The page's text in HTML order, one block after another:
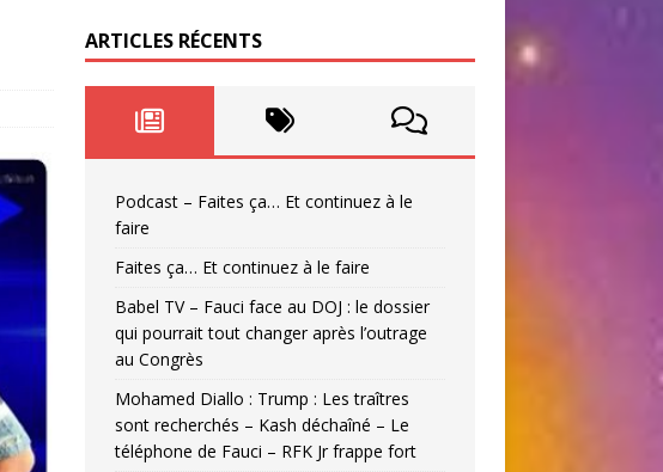
ARTICLES RÉCENTS
Podcast – Faites ça… Et continuez à le
faire
Faites ça… Et continuez à le faire
Babel TV – Fauci face au DOJ : le dossier
qui pourrait tout changer après l’outrage
au Congrès
Mohamed Diallo : Trump : Les traîtres
sont recherchés – Kash déchaîné – Le
téléphone de Fauci – RFK Jr frappe fort